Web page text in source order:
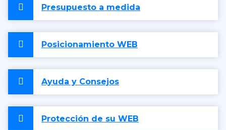
Presupuesto a medida
Posicionamiento WEB
Ayuda y Consejos
Protección de su WEB